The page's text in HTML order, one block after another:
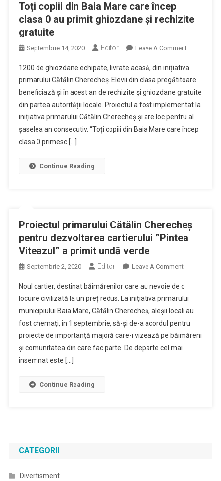
Toți copiii din Baia Mare care încep
clasa 0 au primit ghiozdane și rechizite
gratuite
Septembrie 14, 2020 Editor Leave A CommentOn
Copiii
Din
Baia
Mare
Care
Încep
1200 de ghiozdane echipate, livrate acasă, din inițiativa
primarului Cătălin Cherecheș. Elevii din clasa pregătitoare
beneficiază și în acest an de rechizite și ghiozdane gratuite
din partea autorității locale. Proiectul a fost implementat la
inițiativa primarului Cătălin Cherecheș și are loc pentru al
șaselea an consecutiv. “Toți copiii din Baia Mare care încep
clasa 0 primesc […]
Continue Reading
Proiectul primarului Cătălin Cherecheș
pentru dezvoltarea cartierului ”Pintea
Viteazul” a primit undă verde
Septembrie 2, 2020 Editor Leave A CommentOn
Primarului
Cătălin
Cherecheș
Pentru
Dezvoltarea
Noul cartier, destinat băimărenilor care au nevoie de o
locuire civilizată la un preț redus. La inițiativa primarului
municipiului Baia Mare, Cătălin Cherecheș, aleșii locali au
fost chemați, în 1 septembrie, să-și de-a acordul pentru
proiecte de importanță majoră care-i vizează pe băimăreni
și comunitatea din care fac parte. De departe cel mai
însemnat este […]
Continue Reading
CATEGORII
Divertisment